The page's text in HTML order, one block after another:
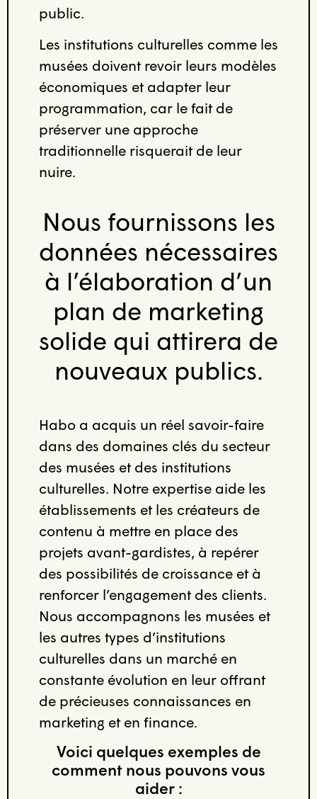
public.
Les institutions culturelles comme les
musées doivent revoir leurs modèles
économiques et adapter leur
programmation, car le fait de
préserver une approche
traditionnelle risquerait de leur
nuire.
Nous fournissons les
données nécessaires
à l’élaboration d’un
plan de marketing
solide qui attirera de
nouveaux publics.
Habo a acquis un réel savoir-faire
dans des domaines clés du secteur
des musées et des institutions
culturelles. Notre expertise aide les
établissements et les créateurs de
contenu à mettre en place des
projets avant-gardistes, à repérer
des possibilités de croissance et à
renforcer l’engagement des clients.
Nous accompagnons les musées et
les autres types d’institutions
culturelles dans un marché en
constante évolution en leur offrant
de précieuses connaissances en
marketing et en finance.
Voici quelques exemples de
comment nous pouvons vous
aider :